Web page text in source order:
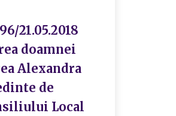
21.05.2018
doamnei
Alexandra
de
Local